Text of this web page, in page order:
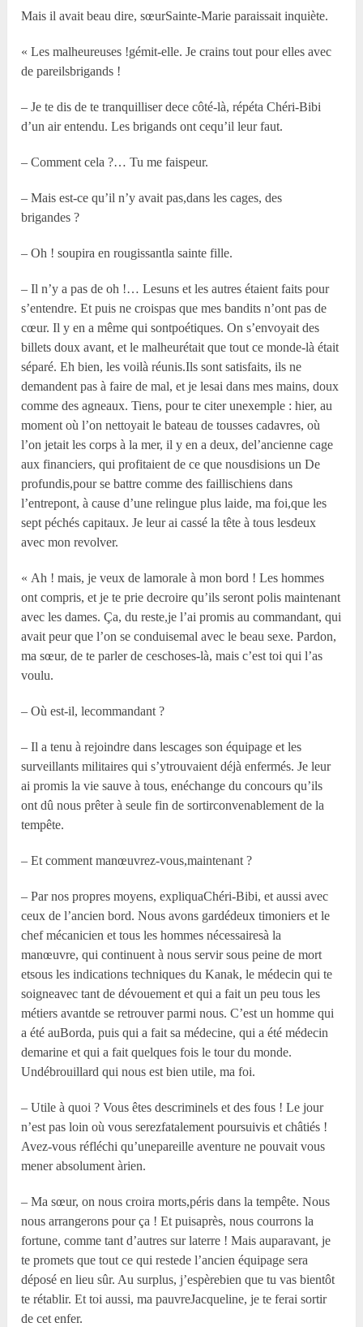
Mais il avait beau dire, sœurSainte-Marie paraissait inquiète.
« Les malheureuses !gémit-elle. Je crains tout pour elles avec
de pareilsbrigands !
– Je te dis de te tranquilliser dece côté-là, répéta Chéri-Bibi
d’un air entendu. Les brigands ont cequ’il leur faut.
– Comment cela ?… Tu me faispeur.
– Mais est-ce qu’il n’y avait pas,dans les cages, des
brigandes ?
– Oh ! soupira en rougissantla sainte fille.
– Il n’y a pas de oh !… Lesuns et les autres étaient faits pour
s’entendre. Et puis ne croispas que mes bandits n’ont pas de
cœur. Il y en a même qui sontpoétiques. On s’envoyait des
billets doux avant, et le malheurétait que tout ce monde-là était
séparé. Eh bien, les voilà réunis.Ils sont satisfaits, ils ne
demandent pas à faire de mal, et je lesai dans mes mains, doux
comme des agneaux. Tiens, pour te citer unexemple : hier, au
moment où l’on nettoyait le bateau de tousses cadavres, où
l’on jetait les corps à la mer, il y en a deux, del’ancienne cage
aux financiers, qui profitaient de ce que nousdisions un De
profundis,pour se battre comme des faillischiens dans
l’entrepont, à cause d’une relingue plus laide, ma foi,que les
sept péchés capitaux. Je leur ai cassé la tête à tous lesdeux
avec mon revolver.
« Ah ! mais, je veux de lamorale à mon bord ! Les hommes
ont compris, et je te prie decroire qu’ils seront polis maintenant
avec les dames. Ça, du reste,je l’ai promis au commandant, qui
avait peur que l’on se conduisemal avec le beau sexe. Pardon,
ma sœur, de te parler de ceschoses-là, mais c’est toi qui l’as
voulu.
– Où est-il, lecommandant ?
– Il a tenu à rejoindre dans lescages son équipage et les
surveillants militaires qui s’ytrouvaient déjà enfermés. Je leur
ai promis la vie sauve à tous, enéchange du concours qu’ils
ont dû nous prêter à seule fin de sortirconvenablement de la
tempête.
– Et comment manœuvrez-vous,maintenant ?
– Par nos propres moyens, expliquaChéri-Bibi, et aussi avec
ceux de l’ancien bord. Nous avons gardédeux timoniers et le
chef mécanicien et tous les hommes nécessairesà la
manœuvre, qui continuent à nous servir sous peine de mort
etsous les indications techniques du Kanak, le médecin qui te
soigneavec tant de dévouement et qui a fait un peu tous les
métiers avantde se retrouver parmi nous. C’est un homme qui
a été auBorda, puis qui a fait sa médecine, qui a été médecin
demarine et qui a fait quelques fois le tour du monde.
Undébrouillard qui nous est bien utile, ma foi.
– Utile à quoi ? Vous êtes descriminels et des fous ! Le jour
n’est pas loin où vous serezfatalement poursuivis et châtiés !
Avez-vous réfléchi qu’unepareille aventure ne pouvait vous
mener absolument àrien.
– Ma sœur, on nous croira morts,péris dans la tempête. Nous
nous arrangerons pour ça ! Et puisaprès, nous courrons la
fortune, comme tant d’autres sur laterre ! Mais auparavant, je
te promets que tout ce qui restede l’ancien équipage sera
déposé en lieu sûr. Au surplus, j’espèrebien que tu vas bientôt
te rétablir. Et toi aussi, ma pauvreJacqueline, je te ferai sortir
de cet enfer.